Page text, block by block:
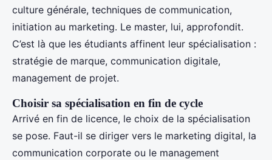
culture générale, techniques de communication,
initiation au marketing. Le master, lui, approfondit.
C’est là que les étudiants affinent leur spécialisation :
stratégie de marque, communication digitale,
management de projet.
Choisir sa spécialisation en fin de cycle
Arrivé en fin de licence, le choix de la spécialisation
se pose. Faut-il se diriger vers le marketing digital, la
communication corporate ou le management